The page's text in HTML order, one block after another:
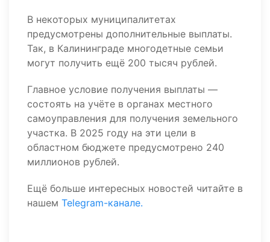
В некоторых муниципалитетах
предусмотрены дополнительные выплаты.
Так, в Калининграде многодетные семьи
могут получить ещё 200 тысяч рублей.
Главное условие получения выплаты —
состоять на учёте в органах местного
самоуправления для получения земельного
участка. В 2025 году на эти цели в
областном бюджете предусмотрено 240
миллионов рублей.
Ещё больше интересных новостей читайте в
нашем Telegram-канале.